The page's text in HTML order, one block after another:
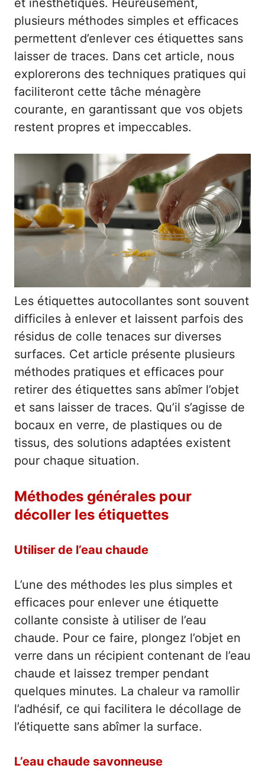
et inesthétiques. Heureusement,
plusieurs méthodes simples et efficaces
permettent d’enlever ces étiquettes sans
laisser de traces. Dans cet article, nous
explorerons des techniques pratiques qui
faciliteront cette tâche ménagère
courante, en garantissant que vos objets
restent propres et impeccables.
Les étiquettes autocollantes sont souvent
difficiles à enlever et laissent parfois des
résidus de colle tenaces sur diverses
surfaces. Cet article présente plusieurs
méthodes pratiques et efficaces pour
retirer des étiquettes sans abîmer l’objet
et sans laisser de traces. Qu’il s’agisse de
bocaux en verre, de plastiques ou de
tissus, des solutions adaptées existent
pour chaque situation.
Méthodes générales pour
décoller les étiquettes
Utiliser de l’eau chaude
L’une des méthodes les plus simples et
efficaces pour enlever une étiquette
collante consiste à utiliser de l’eau
chaude. Pour ce faire, plongez l’objet en
verre dans un récipient contenant de l’eau
chaude et laissez tremper pendant
quelques minutes. La chaleur va ramollir
l’adhésif, ce qui facilitera le décollage de
l’étiquette sans abîmer la surface.
L’eau chaude savonneuse